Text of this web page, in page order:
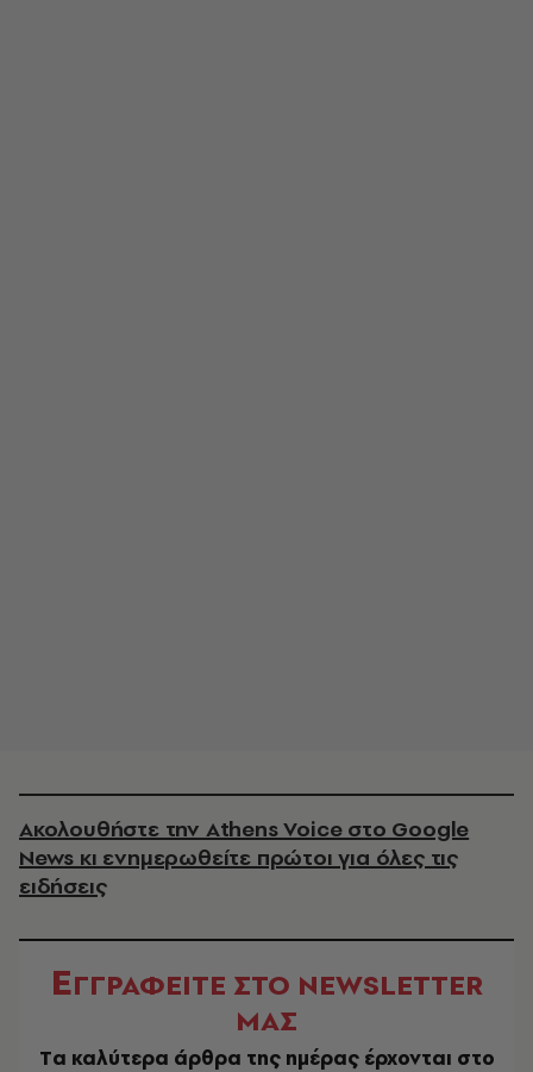
Ακολουθήστε την Athens Voice στο Google
News κι ενημερωθείτε πρώτοι για όλες τις
ειδήσεις
ΕΓΓΡΑΦΕΙΤΕ ΣΤΟ NEWSLETTER
ΜΑΣ
Tα καλύτερα άρθρα της ημέρας έρχονται στο